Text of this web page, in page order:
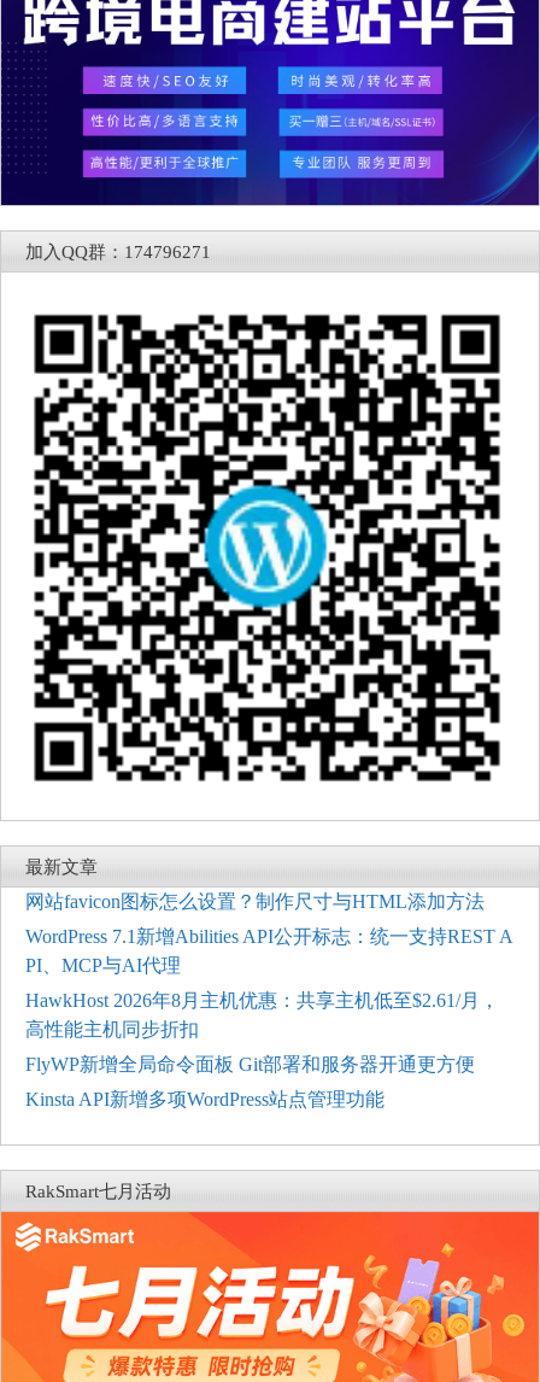
加入QQ群：174796271
最新文章
网站favicon图标怎么设置？制作尺寸与HTML添加方法
WordPress 7.1新增Abilities API公开标志：统一支持REST A
PI、MCP与AI代理
HawkHost 2026年8月主机优惠：共享主机低至$2.61/月，
高性能主机同步折扣
FlyWP新增全局命令面板 Git部署和服务器开通更方便
Kinsta API新增多项WordPress站点管理功能
RakSmart七月活动